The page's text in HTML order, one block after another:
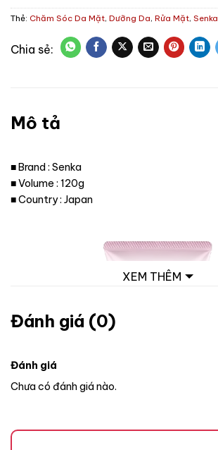
Thẻ: Chăm Sóc Da Mặt, Dưỡng Da, Rửa Mặt, Senka
Mô tả
■ Brand : Senka
■ Volume : 120g
■ Country : Japan
XEM THÊM
Đánh giá (0)
Đánh giá
Chưa có đánh giá nào.